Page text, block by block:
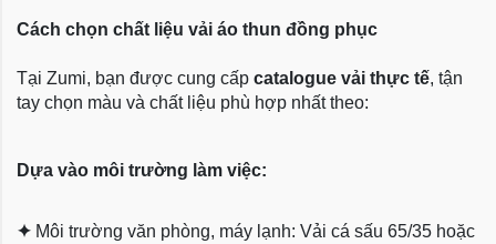
Cách chọn chất liệu vải áo thun đồng phục
Tại Zumi, bạn được cung cấp catalogue vải thực tế, tận
tay chọn màu và chất liệu phù hợp nhất theo:
Dựa vào môi trường làm việc:
✦ Môi trường văn phòng, máy lạnh: Vải cá sấu 65/35 hoặc